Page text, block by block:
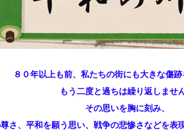
８０年以上も前、私たちの街にも大きな傷跡
もう二度と過ちは繰り返しません
その思いを胸に刻み、
さ、平和を願う思い、戦争の悲惨さなどを表